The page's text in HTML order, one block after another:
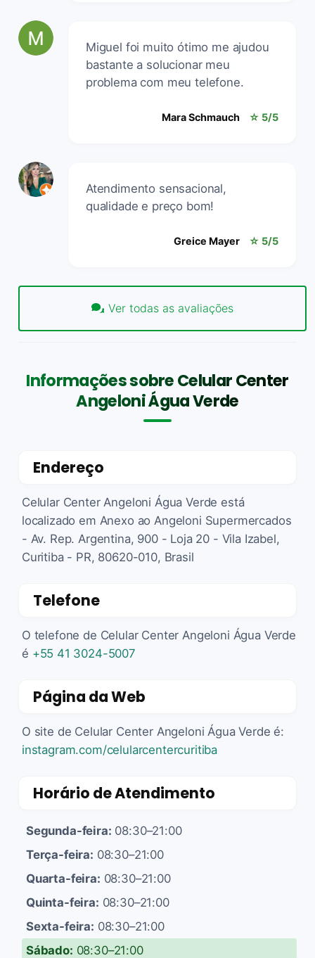
Miguel foi muito ótimo me ajudou
bastante a solucionar meu
problema com meu telefone.
Mara Schmauch ☆ 5/5
Atendimento sensacional,
qualidade e preço bom!
Greice Mayer ☆ 5/5
Ver todas as avaliações
Informações sobre Celular Center
Angeloni Água Verde
Endereço
Celular Center Angeloni Água Verde está
localizado em Anexo ao Angeloni Supermercados
- Av. Rep. Argentina, 900 - Loja 20 - Vila Izabel,
Curitiba - PR, 80620-010, Brasil
Telefone
O telefone de Celular Center Angeloni Água Verde
é +55 41 3024-5007
Página da Web
O site de Celular Center Angeloni Água Verde é:
instagram.com/celularcentercuritiba
Horário de Atendimento
Segunda-feira: 08:30–21:00
Terça-feira: 08:30–21:00
Quarta-feira: 08:30–21:00
Quinta-feira: 08:30–21:00
Sexta-feira: 08:30–21:00
Sábado: 08:30–21:00